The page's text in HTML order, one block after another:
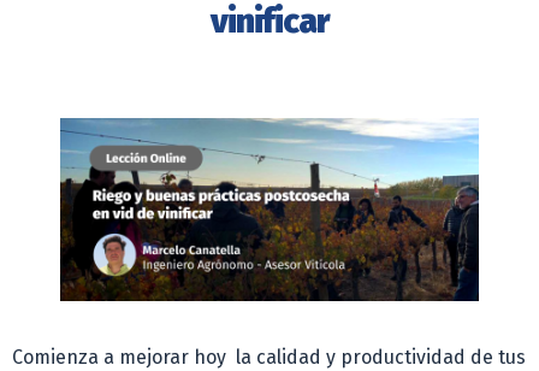
vinificar
Comienza a mejorar hoy la calidad y productividad de tus